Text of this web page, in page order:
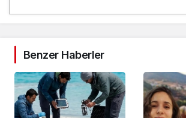
Benzer Haberler